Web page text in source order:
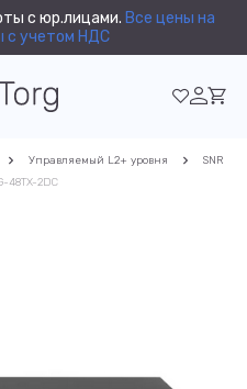
с юр.лицами. Все цены на
с учетом НДС
Управляемый L2+ уровня
SNR
48TX-2DC